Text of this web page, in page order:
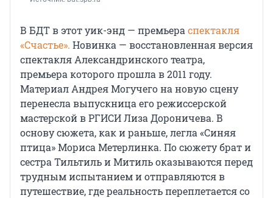
В БДТ в этот уик-энд — премьера спектакля
«Счастье». Новинка — восстановленная версия
спектакля Александринского театра,
премьера которого прошла в 2011 году.
Материал Андрея Могучего на новую сцену
перенесла выпускница его режиссерской
мастерской в РГИСИ Лиза Дороничева. В
основу сюжета, как и раньше, легла «Синяя
птица» Мориса Метерлинка. По сюжету брат и
сестра Тильтиль и Митиль оказываются перед
трудным испытанием и отправляются в
путешествие, где реальность переплетается со